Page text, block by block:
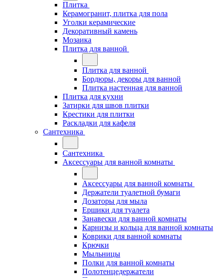
Плитка
Керамогранит, плитка для пола
Уголки керамические
Декоративный камень
Мозаика
Плитка для ванной
Плитка для ванной
Бордюры, декоры для ванной
Плитка настенная для ванной
Плитка для кухни
Затирки для швов плитки
Крестики для плитки
Раскладки для кафеля
Сантехника
Сантехника
Аксессуары для ванной комнаты
Аксессуары для ванной комнаты
Держатели туалетной бумаги
Дозаторы для мыла
Ершики для туалета
Занавески для ванной комнаты
Карнизы и кольца для ванной комнаты
Коврики для ванной комнаты
Крючки
Мыльницы
Полки для ванной комнаты
Полотенцедержатели